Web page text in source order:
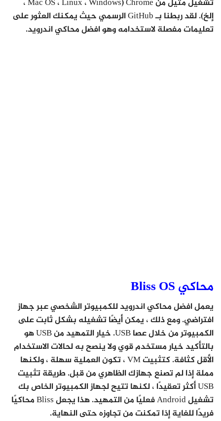
تشغيل مثيل من Chrome (Mac OS ، Linux ، Windows ،
إلخ). لقد ربطنا بـ GitHub الرسمي حيث يمكنك العثور على
تعليمات مفصلة لاستخدامه وهو افضل محاكي اندرويد.
محاكي Bliss OS
يعمل افضل محاكي اندرويد للكمبيوتر الشخصي عبر جهاز
افتراضي. ومع ذلك ، يمكن أيضًا تشغيله بشكل ثابت على
الكمبيوتر من خلال عصا USB. خيار التمهيد من USB هو
بالتأكيد خيار مستخدم قوي ولا ينصح به لحالات الاستخدام
الأقل كثافة. كتثبيت VM ، تكون العملية سهلة ، ولكنها
مملة إذا لم تصنع جهازك الظاهري من قبل. طريقة تثبيت
USB أكثر تعقيدًا ، لكنها تتيح لجهاز الكمبيوتر الخاص بك
تشغيل Android فعليًا من التمهيد. هذا يجعل Bliss محاكيًا
فريدًا للغاية إذا تمكنت من تجاوزه حتى النهاية.